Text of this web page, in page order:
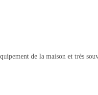
de la maison et très